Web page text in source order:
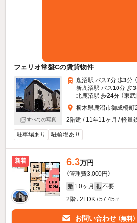
フェリオ常盤Cの賃貸物件
すべての写真
鹿沼駅 バス7分 歩3分
新鹿沼駅 バス10分 歩3
北鹿沼駅 歩24分 （東武
栃木県鹿沼市御成橋町
2階建 / 11年11ヶ月 / 軽量
駐車場あり 駐輪場あり
新着 6.3万円
（管理費3,000円）
敷 1.0ヶ月 礼 不要
2階 / 2LDK / 57.45㎡
お問い合わせ （無料）